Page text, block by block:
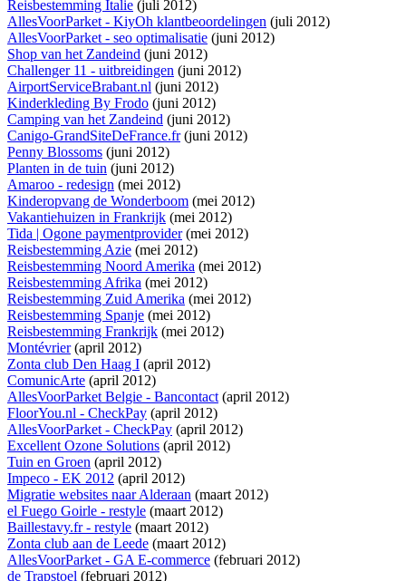
Reisbestemming Italie (juli 2012)
AllesVoorParket - KiyOh klantbeoordelingen (juli 2012)
AllesVoorParket - seo optimalisatie (juni 2012)
Shop van het Zandeind (juni 2012)
Challenger 11 - uitbreidingen (juni 2012)
AirportServiceBrabant.nl (juni 2012)
Kinderkleding By Frodo (juni 2012)
Camping van het Zandeind (juni 2012)
Canigo-GrandSiteDeFrance.fr(juni 2012)
Penny Blossoms (juni 2012)
Planten in de tuin (juni 2012)
Amaroo - redesign (mei 2012)
Kinderopvang de Wonderboom (mei 2012)
Vakantiehuizen in Frankrijk (mei 2012)
Tida | Ogone paymentprovider(mei 2012)
Reisbestemming Azie (mei 2012)
Reisbestemming Noord Amerika (mei 2012)
Reisbestemming Afrika (mei 2012)
Reisbestemming Zuid Amerika (mei 2012)
Reisbestemming Spanje (mei 2012)
Reisbestemming Frankrijk (mei 2012)
Montévrier(april 2012)
Zonta club Den Haag I (april 2012)
ComunicArte (april 2012)
AllesVoorParket Belgie - Bancontact(april 2012)
FloorYou.nl - CheckPay (april 2012)
AllesVoorParket - CheckPay (april 2012)
Excellent Ozone Solutions (april 2012)
Tuin en Groen (april 2012)
Impeco - EK 2012 (april 2012)
Migratie websites naar Alderaan (maart 2012)
el Fuego Goirle - restyle (maart 2012)
Baillestavy.fr - restyle (maart 2012)
Zonta club aan de Leede (maart 2012)
AllesVoorParket - GA E-commerce (februari 2012)
de Trapstoel (februari 2012)